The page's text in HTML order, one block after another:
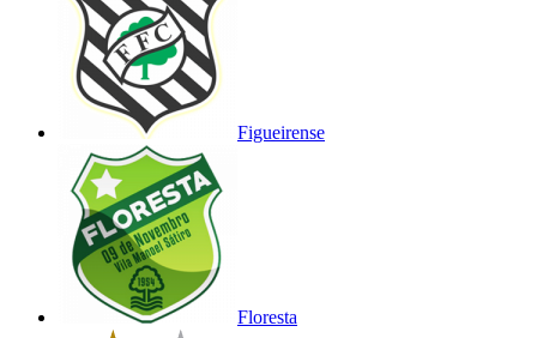
Figueirense
Floresta